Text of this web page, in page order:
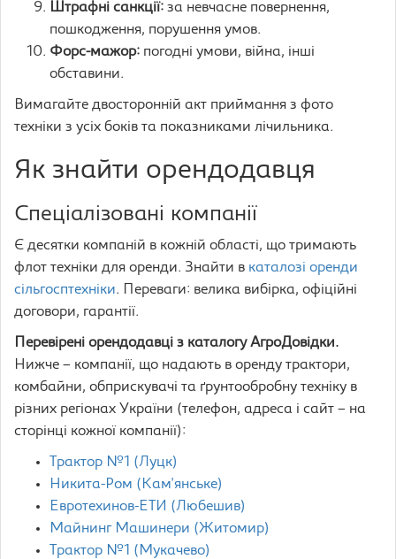
Штрафні санкції: за невчасне повернення,
пошкодження, порушення умов.
Форс-мажор: погодні умови, війна, інші
обставини.
Вимагайте двосторонній акт приймання з фото
техніки з усіх боків та показниками лічильника.
Як знайти орендодавця
Спеціалізовані компанії
Є десятки компаній в кожній області, що тримають
флот техніки для оренди. Знайти в каталозі оренди
сільгосптехніки. Переваги: велика вибірка, офіційні
договори, гарантії.
Перевірені орендодавці з каталогу АгроДовідки.
Нижче – компанії, що надають в оренду трактори,
комбайни, обприскувачі та ґрунтообробну техніку в
різних регіонах України (телефон, адреса і сайт – на
сторінці кожної компанії):
Трактор №1 (Луцк)
Никита-Ром (Кам'янське)
Евротехинов-ЕТИ (Любешив)
Майнинг Машинери (Житомир)
Трактор №1 (Мукачево)